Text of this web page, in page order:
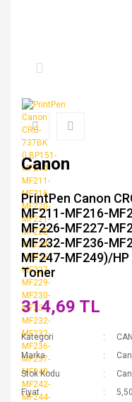
Canon
PrintPen Canon
MF211-MF216-
MF226-MF227-
MF232-MF236-
MF247-MF249)/
Toner
314,69 TL
Kategori
Marka
Stok Kodu
Fiyat